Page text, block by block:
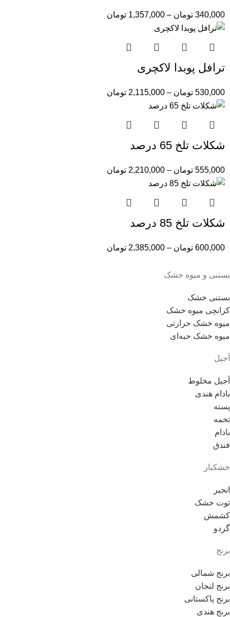
340,000 تومان –
1,357,000 تومان
ترافل پوبدا لاکچری
530,000 تومان –
2,115,000 تومان
شکلات تلخ 65 درصد
555,000 تومان –
2,210,000 تومان
شکلات تلخ 85 درصد
600,000 تومان –
2,385,000 تومان
بستنی و میوه خشک
بستنی خشک
کرانچی میوه خشک
میوه خشک حرارتی
میوه خشک حبه‌ای
آجیل
آجیل مخلوط
بادام هندی
پسته
تخمه
بادام
فندق
خشکبار
انجیر
توت خشک
کشمش
گردو
برنج
برنج شمالی
برنج لنجان
برنج پاکستانی
برنج هندی